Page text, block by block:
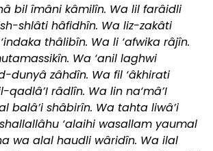
bil îmâni kâmilîn. Wa lil farâidli
shlâti hâfidhîn. Wa liz-zakâti
thâlibîn. Wa li ‘afwika râjîn.
Wa ‘anil laghwi
dunyâ zâhdîn. Wa fil ‘âkhirati
râdlîn. Wa lin na‘mâ’I
balâ’i shâbirîn. Wa tahta liwâ’i
‘alaihi wasallam yaumal
wa alal haudli wâridîn. Wa ilal